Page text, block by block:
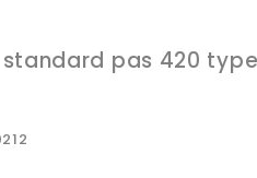
standard pas 420 type